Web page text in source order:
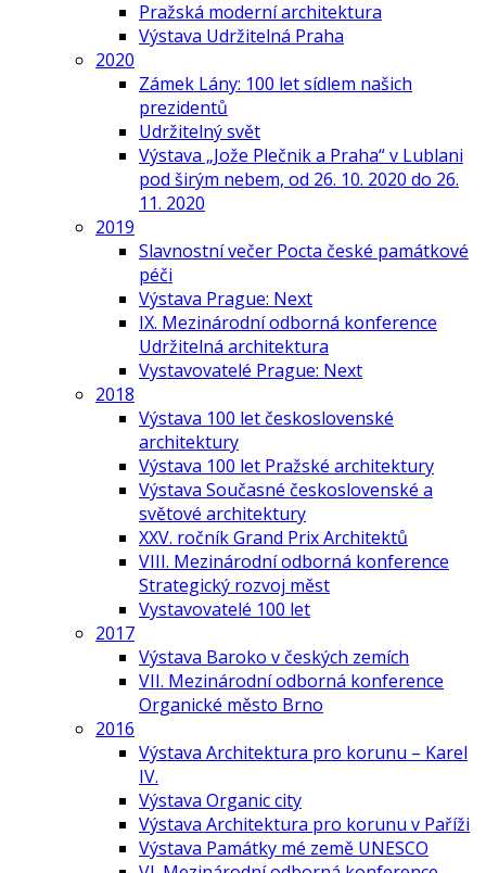
Pražská moderní architektura
Výstava Udržitelná Praha
2020
Zámek Lány: 100 let sídlem našich
prezidentů
Udržitelný svět
Výstava „Jože Plečnik a Praha“ v Lublani
pod širým nebem, od 26. 10. 2020 do 26.
11. 2020
2019
Slavnostní večer Pocta české památkové
péči
Výstava Prague: Next
IX. Mezinárodní odborná konference
Udržitelná architektura
Vystavovatelé Prague: Next
2018
Výstava 100 let československé
architektury
Výstava 100 let Pražské architektury
Výstava Současné československé a
světové architektury
XXV. ročník Grand Prix Architektů
VIII. Mezinárodní odborná konference
Strategický rozvoj měst
Vystavovatelé 100 let
2017
Výstava Baroko v českých zemích
VII. Mezinárodní odborná konference
Organické město Brno
2016
Výstava Architektura pro korunu – Karel
IV.
Výstava Organic city
Výstava Architektura pro korunu v Paříži
Výstava Památky mé země UNESCO